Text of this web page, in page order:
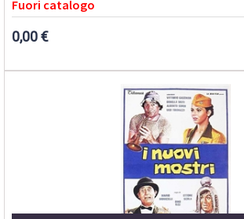
Fuori catalogo
0,00 €